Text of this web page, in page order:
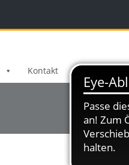
Kontakt